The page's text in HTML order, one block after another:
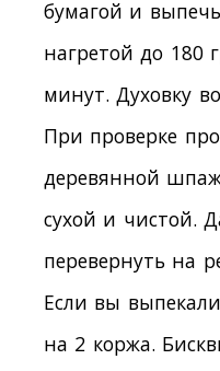
бумагой и
нагретой до 180
минут. Духовку
При проверке
деревянной
сухой и чистой.
перевернуть на
Если вы
на 2 коржа.